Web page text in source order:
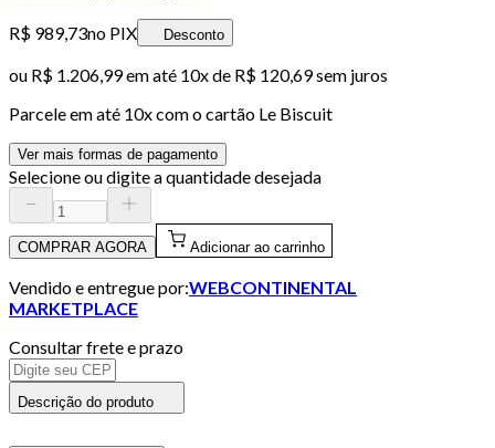
R$ 989,73no PIX Desconto
ou R$ 1.206,99em até 10x de R$ 120,69 sem juros
Parcele em até 10x com o cartão Le Biscuit
Ver mais formas de pagamento
Selecione ou digite a quantidade desejada
COMPRAR AGORA Adicionar ao carrinho
Vendido e entregue por:WEBCONTINENTAL
MARKETPLACE
Consultar frete e prazo
Descrição do produto